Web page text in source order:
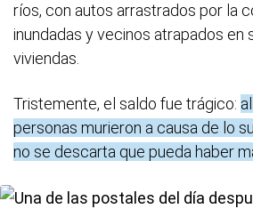
ríos, con autos arrastrados por la
inundadas y vecinos atrapados en
viviendas.
Tristemente, el saldo fue trágico:
personas murieron a causa de lo
no se descarta que pueda haber